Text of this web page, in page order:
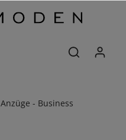
Anzüge - Business